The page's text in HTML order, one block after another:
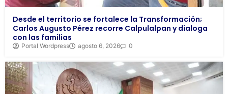
Desde el territorio se fortalece la Transformación;
Carlos Augusto Pérez recorre Calpulalpan y dialoga
con las familias
Portal Wordpress agosto 6, 2026 0